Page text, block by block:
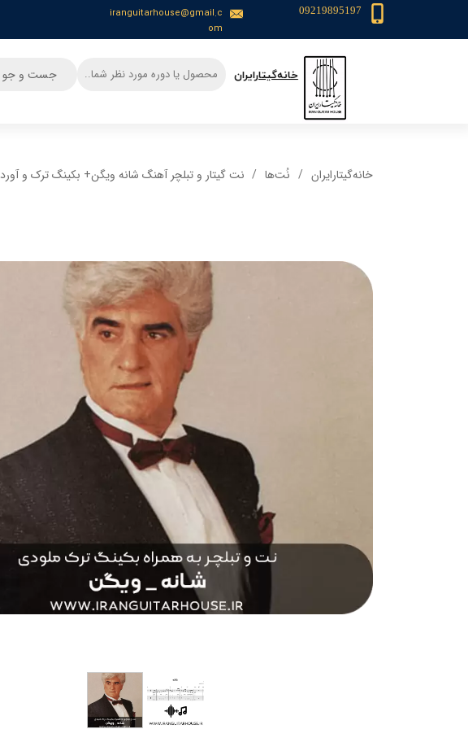
iranguitarhouse@gmail.c
om
09219895197
​خانه‌گیتار‌ایران جست و جو
خانه‌گیتار‌ایران نُت‌ها نت گیتار و تبلچر آهنگ شانه ویگن+ بکینگ ترک و آورد